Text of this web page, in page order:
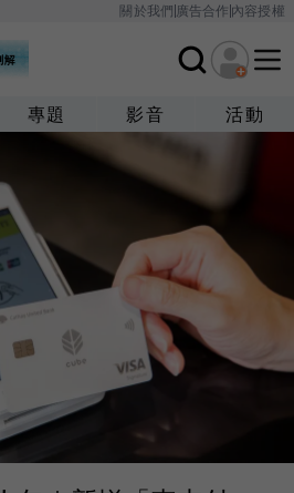
關於我們廣告合作內容授權
專題 影音 活動